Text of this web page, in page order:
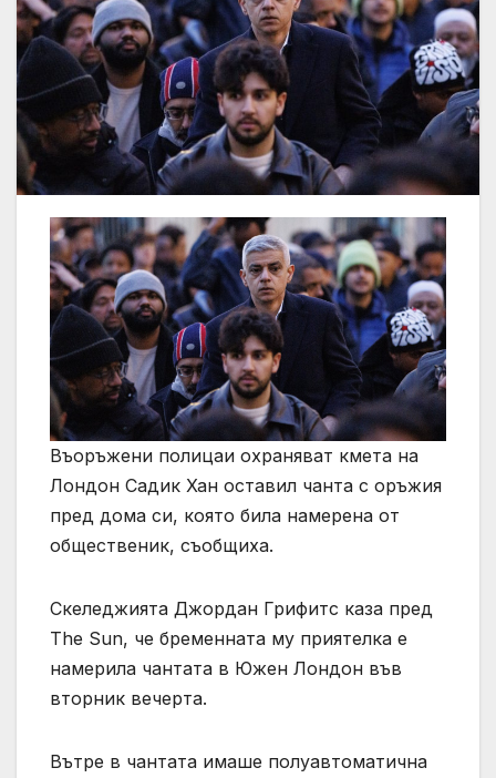
Въоръжени полицаи охраняват кмета на
Лондон Садик Хан оставил чанта с оръжия
пред дома си, която била намерена от
общественик, съобщиха.
Скеледжията Джордан Грифитс каза пред
The ​​Sun, че бременната му приятелка е
намерила чантата в Южен Лондон във
вторник вечерта.
Вътре в чантата имаше полуавтоматична